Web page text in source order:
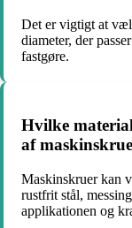
Det er vigtigt at
diameter, der
fastgøre.
Hvilke
af
Maskinskruer kan
rustfrit stål,
applikationen og